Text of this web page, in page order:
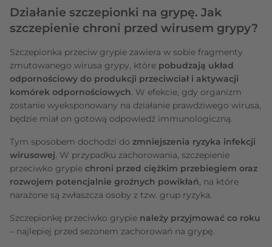
Działanie szczepionki na grypę. Jak
szczepienie chroni przed wirusem grypy?
Szczepionka przeciw grypie zawiera w sobie fragmenty
zmutowanego wirusa grypy, które pobudzają układ
odpornościowy do produkcji przeciwciał i aktywacji
komórek odpornościowych. W efekcie, gdy organizm
zostanie wyeksponowany na działanie prawdziwego wirusa,
będzie miał on gotową odpowiedź immunologiczną.
Tym sposobem dochodzi do zmniejszenia ryzyka infekcji
wirusowej. W przypadku zachorowania, szczepienie
przeciwko grypie chroni przed ciężkim przebiegiem oraz
rozwojem potencjalnie groźnych powikłań, na które
narażone są zwłaszcza osoby z tzw. grup ryzyka.
Szczepionkę przeciwko grypie należy przyjmować co roku
– najlepiej przed sezonem zachorowań na grypę.